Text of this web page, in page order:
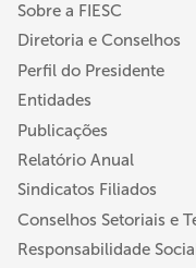
Sobre a FIESC
Diretoria e Conselhos
Perfil do Presidente
Entidades
Publicações
Relatório Anual
Sindicatos Filiados
Conselhos Setoriais e
Responsabilidade